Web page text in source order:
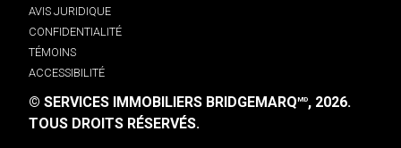
AVIS JURIDIQUE
CONFIDENTIALITÉ
TÉMOINS
ACCESSIBILITÉ
© SERVICES IMMOBILIERS BRIDGEMARQMD, 2026.
TOUS DROITS RÉSERVÉS.